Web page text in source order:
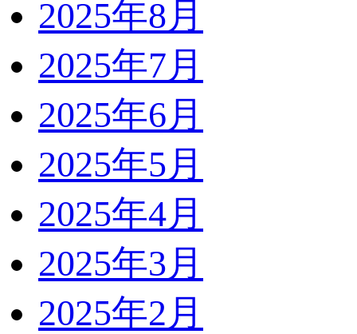
2025年8月
2025年7月
2025年6月
2025年5月
2025年4月
2025年3月
2025年2月